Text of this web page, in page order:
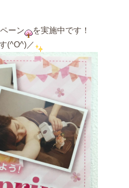
ーン
を実施中です！
(^O^)／